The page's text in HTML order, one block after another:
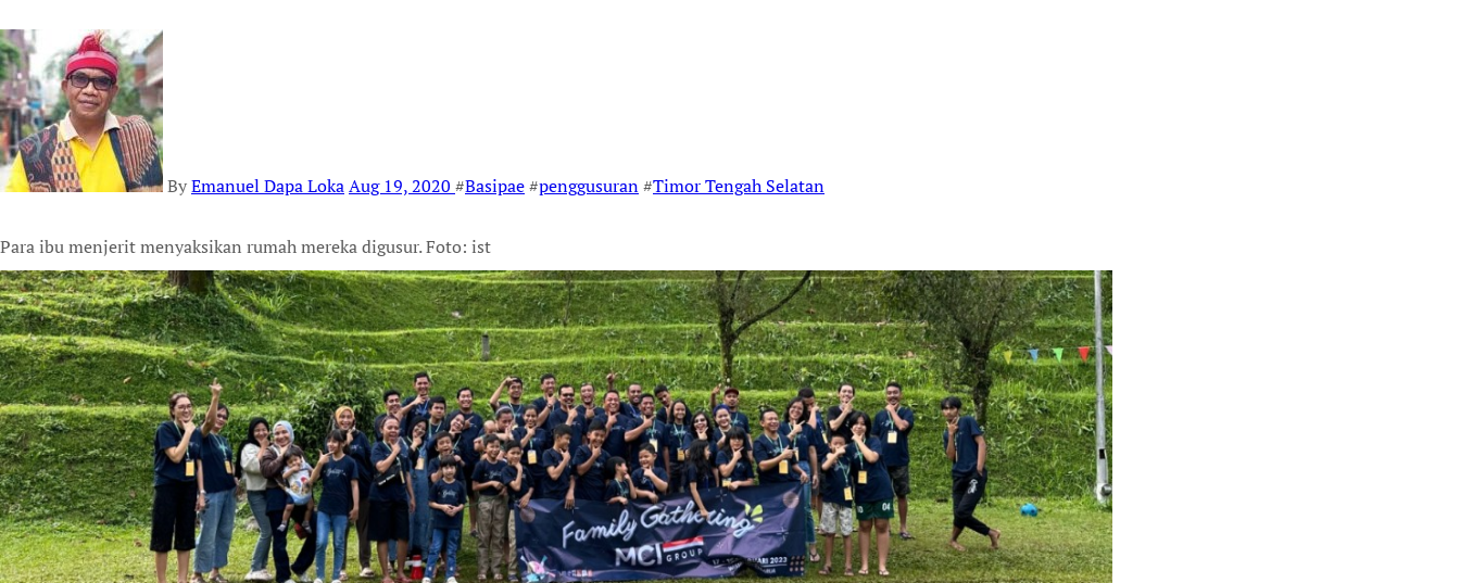
ByEmanuel Dapa LokaAug 19, 2020 #Basipae#penggusuran#Timor Tengah Selatan
Para ibu menjerit menyaksikan rumah mereka digusur. Foto: ist